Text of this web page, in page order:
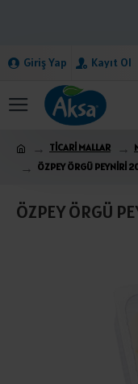
Giriş Yap Kayıt Ol
TİCARİ MALLAR
ÖZPEY ÖRGÜ PEYNİRİ
ÖZPEY ÖRGÜ